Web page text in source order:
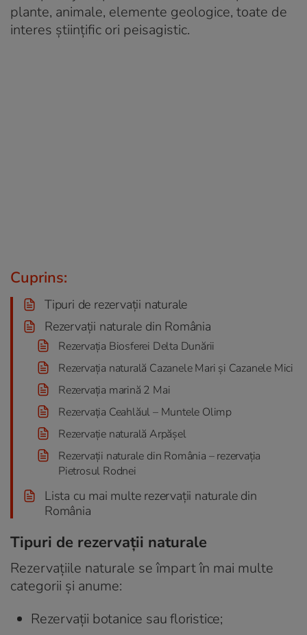
plante, animale, elemente geologice, toate de
interes științific ori peisagistic.
Cuprins:
Tipuri de rezervații naturale
Rezervații naturale din România
Rezervația Biosferei Delta Dunării
Rezervația naturală Cazanele Mari și Cazanele Mici
Rezervația marină 2 Mai
Rezervația Ceahlăul – Muntele Olimp
Rezervație naturală Arpășel
Rezervații naturale din România – rezervația
Pietrosul Rodnei
Lista cu mai multe rezervații naturale din
România
Tipuri de rezervații naturale
Rezervațiile naturale se împart în mai multe
categorii și anume:
Rezervații botanice sau floristice;